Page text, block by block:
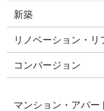
新築
リノベーション・リ
コンバージョン
マンション・アパー